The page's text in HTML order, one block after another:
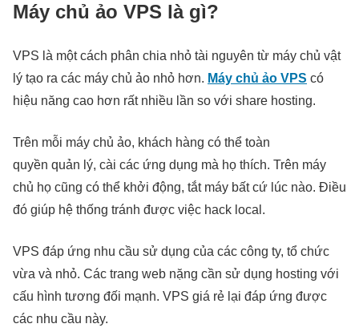
Máy chủ ảo VPS là gì?
VPS là một cách phân chia nhỏ tài nguyên từ máy chủ vật
lý tạo ra các máy chủ ảo nhỏ hơn. Máy chủ ảo VPS có
hiệu năng cao hơn rất nhiều lần so với share hosting.
Trên mỗi máy chủ ảo, khách hàng có thể toàn
quyền quản lý, cài các ứng dụng mà họ thích. Trên máy
chủ họ cũng có thể khởi động, tắt máy bất cứ lúc nào. Điều
đó giúp hệ thống tránh được việc hack local.
VPS đáp ứng nhu cầu sử dụng của các công ty, tổ chức
vừa và nhỏ. Các trang web nặng cần sử dụng hosting với
cấu hình tương đối mạnh. VPS giá rẻ lại đáp ứng được
các nhu cầu này.